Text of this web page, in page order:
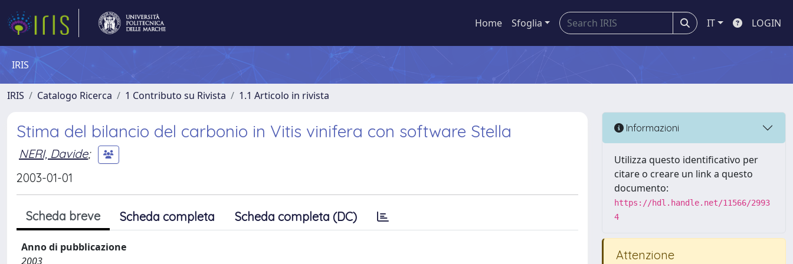
Home Sfoglia IT LOGIN
IRIS
IRIS Catalogo Ricerca 1 Contributo su Rivista 1.1 Articolo in rivista
Stima del bilancio del carbonio in Vitis vinifera con software Stella
NERI, Davide;
2003-01-01
Scheda breve Scheda completa Scheda completa (DC)
Anno di pubblicazione
2003
Informazioni
Utilizza questo identificativo per
citare o creare un link a questo
documento:
https://hdl.handle.net/11566/2993
4
Attenzione